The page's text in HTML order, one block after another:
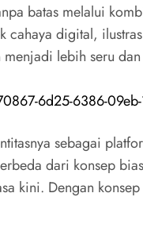
batas melalui
cahaya digital,
lebih seru
6d25-6386-
sebagai
dari konsep
kini. Dengan